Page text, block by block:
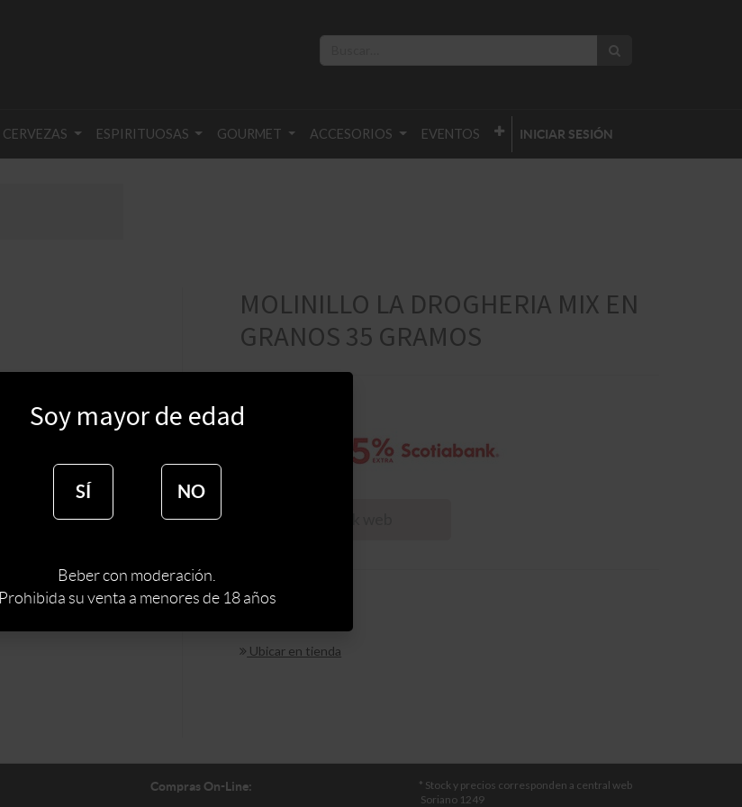
CERVEZAS ESPIRITUOSAS GOURMET ACCESORIOS EVENTOS INICIAR SESIÓN
MOLINILLO LA DROGHERIA MIX EN
GRANOS 35 GRAMOS
$
Ubicar en tienda
Compras On-Line:
* Stock y precios corresponden a central web
Soriano 1249
Soy mayor de edad
SÍ NO
Beber con moderación.
Prohibida su venta a menores de 18 años